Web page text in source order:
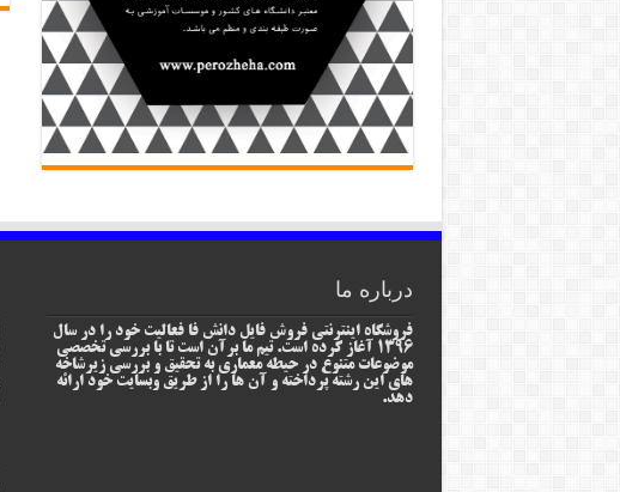
درباره ما
فروشگاه اینترنتی فروش فایل دانش فا فعالیت خود را در سال
1396 آغاز کرده است. تیم ما برآن است تا با بررسی تخصصی
موضوعات متنوع در حیطه معماری به تحقیق و بررسی زیرشاخه
های این رشته پرداخته و آن ها را از طریق وبسایت خود ارائه
دهد.